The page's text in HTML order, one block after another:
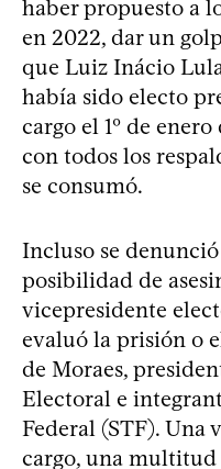
haber propuesto a
en 2022, dar un
que Luiz Inácio
había sido electo
cargo el 1º de
con todos los
se consumó.
Incluso se
posibilidad de
vicepresidente
evaluó la prisión o
de Moraes,
Electoral e
Federal (STF). Una
cargo, una multitud